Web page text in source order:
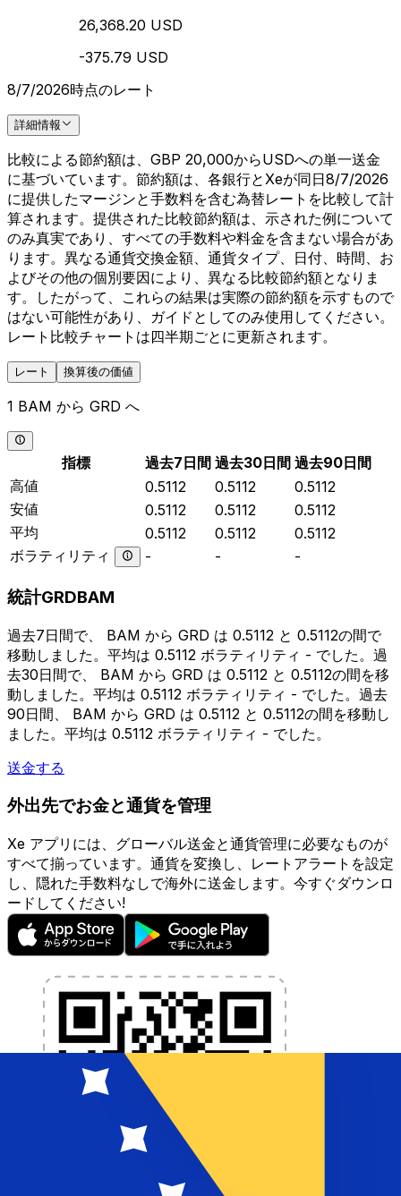
26,368.20 USD
-375.79 USD
8/7/2026時点のレート
詳細情報
比較による節約額は、GBP 20,000からUSDへの単一送金
に基づいています。節約額は、各銀行とXeが同日8/7/2026
に提供したマージンと手数料を含む為替レートを比較して計
算されます。提供された比較節約額は、示された例について
のみ真実であり、すべての手数料や料金を含まない場合があ
ります。異なる通貨交換金額、通貨タイプ、日付、時間、お
よびその他の個別要因により、異なる比較節約額となりま
す。したがって、これらの結果は実際の節約額を示すもので
はない可能性があり、ガイドとしてのみ使用してください。
レート比較チャートは四半期ごとに更新されます。
レート 換算後の価値
1 BAM から GRD へ
指標 過去7日間 過去30日間 過去90日間
高値
0.5112 0.5112
0.5112
安値
0.5112 0.5112
0.5112
平均
0.5112 0.5112
0.5112
ボラティリティ
- - -
統計GRDBAM
過去7日間で、 BAM から GRD は 0.5112 と 0.5112の間で
移動しました。平均は 0.5112 ボラティリティ - でした。過
去30日間で、 BAM から GRD は 0.5112 と 0.5112の間を移
動しました。平均は 0.5112 ボラティリティ - でした。過去
90日間、 BAM から GRD は 0.5112 と 0.5112の間を移動し
ました。平均は 0.5112 ボラティリティ - でした。
送金する
外出先でお金と通貨を管理
Xe アプリには、グローバル送金と通貨管理に必要なものが
すべて揃っています。通貨を変換し、レートアラートを設定
し、隠れた手数料なしで海外に送金します。今すぐダウンロ
ードしてください!